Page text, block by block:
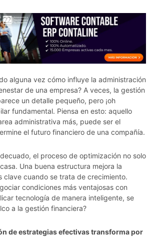
alguna vez cómo influye la administración
de una empresa? A veces, la gestión
un detalle pequeño, pero ¡oh
fundamental. Piensa en esto: aquello
administrativa más, puede ser el
el futuro financiero de una compañía.
el proceso de optimización no solo
Una buena estructura mejora la
clave cuando se trata de crecimiento.
condiciones más ventajosas con
tecnología de manera inteligente, se
a la gestión financiera?
de estrategias efectivas transforma por